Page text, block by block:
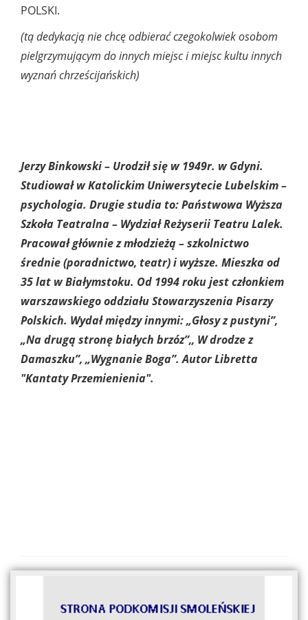
POLSKI.
(tą dedykacją nie chcę odbierać czegokolwiek osobom
pielgrzymującym do innych miejsc i miejsc kultu innych
wyznań chrześcijańskich)
Jerzy Binkowski – Urodził się w 1949r. w Gdyni.
Studiował w Katolickim Uniwersytecie Lubelskim –
psychologia. Drugie studia to: Państwowa Wyższa
Szkoła Teatralna – Wydział Reżyserii Teatru Lalek.
Pracował głównie z młodzieżą – szkolnictwo
średnie (poradnictwo, teatr) i wyższe. Mieszka od
35 lat w Białymstoku. Od 1994 roku jest członkiem
warszawskiego oddziału Stowarzyszenia Pisarzy
Polskich. Wydał między innymi: „Głosy z pustyni”,
„Na drugą stronę białych brzóz”,, W drodze z
Damaszku”, „Wygnanie Boga”. Autor Libretta
"Kantaty Przemienienia".